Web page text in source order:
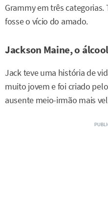
Grammy em três
fosse o vício do amado.
Jackson Maine, o
Jack teve uma história de
muito jovem e foi criado
ausente meio-irmão mais